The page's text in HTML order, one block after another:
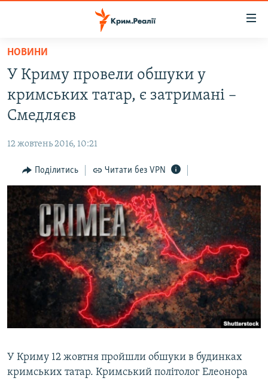
Перейти
основного
матеріалу
Перейти
до
основної
Перейти
до
пошуку
ВОДА.КРИМ
ВІДЕО ТА ФОТО
БЛОГИ
ПОГЛЯД
ІНТЕРВ'Ю
ВСЕ ЗА ДЕНЬ
СПЕЦПРОЕКТИ
ДЕПОРТАЦІЯ
ВІДЕОУРОКИ «ELIFBE»
СВІДЧЕННЯ ОКУПАЦІЇ
УКРАЇНСЬКА ПРОБЛЕМА КРИМУ
ЯК ОБІЙТИ БЛОКУВАННЯ
Русский
Qırımtatar
НОВИНИ
У Криму провели обшуки у
кримських татар, є затримані –
Смедляєв
12 жовтень 2016, 10:21
Поділитись Читати без VPN
У Криму 12 жовтня пройшли обшуки в будинках
кримських татар. Кримський політолог Елеонора